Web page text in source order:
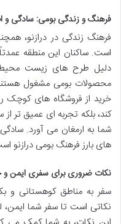
فرهنگ و زندگی بومی: سادگی و
فرهنگ زندگی در درازنو،
است. ساکنان این منطقه
دلیل طرح های زیست
محصولات بومی مشغول
خرید از فروشگاه های کوچک
کند، بلکه تجربه ای عمیق تر از
شما به ارمغان می آورد.
های بارز فرهنگ بومی درازنو
نکات ضروری برای سفری ایمن و
سفر به مناطق کوهستانی و
نکاتی است تا سفر شما